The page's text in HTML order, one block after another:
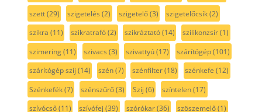
szett(29) szigetelés (2) szigetelő(3) szigetelőcsík(2)
szikra (11) szikratrafó(2) szikráztató(14) szilikonzsír(1)
szimering(11) szivacs (3) szivattyú(17) szárítógép(101)
szárítógép szíj (14) szén(7) szénfilter(18) szénkefe (12)
Szénkefék(7) szénszűrő(3) Szíj (6) színtelen(17)
szívócső(11) szívófej (39) szórókar(36) szöszemelő(1)